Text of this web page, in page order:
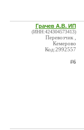
Грачев А.В. ИП
(ИНН:424304573413)
Перевозчик ,
Кемерово
Код:2992557
#6